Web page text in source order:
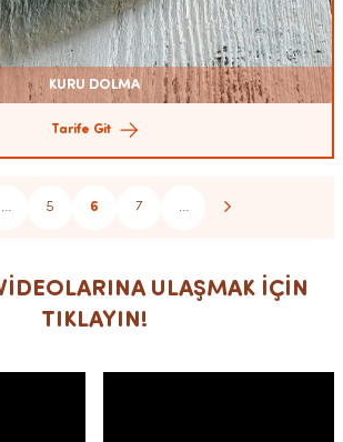
KURU DOLMA
Tarife Git
… 5 6 7 …
ULAŞMAK İÇİN
TIKLAYIN!